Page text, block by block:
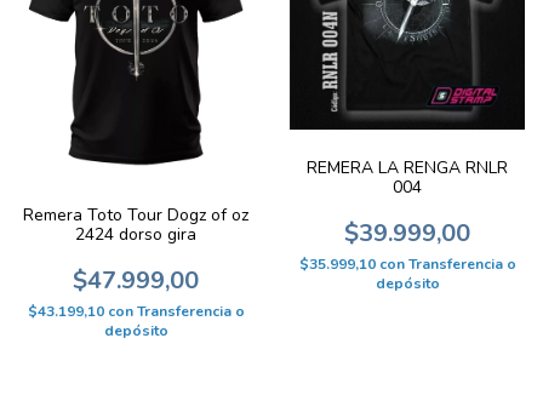
Remera Toto Tour Dogz of oz
2424 dorso gira
$47.999,00
$43.199,10 con Transferencia o
depósito
REMERA LA RENGA RNLR
004
$39.999,00
$35.999,10 con Transferencia o
depósito